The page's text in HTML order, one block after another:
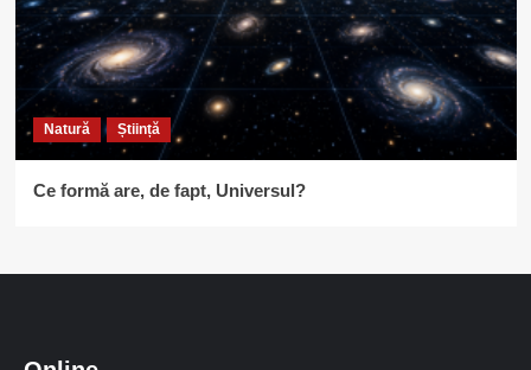
Natură Știință
Ce formă are, de fapt, Universul?